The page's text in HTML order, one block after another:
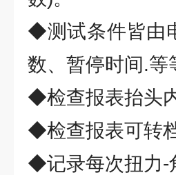
◆测试条件皆由
数、暂停时间.等
◆检查报表抬头
◆检查报表可转
◆记录每次扭力-